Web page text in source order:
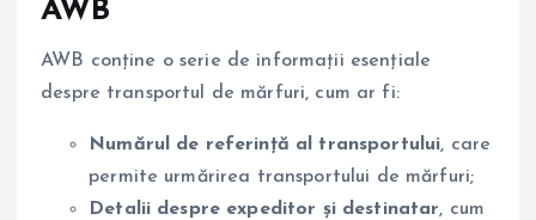
AWB
AWB conține o serie de informații esențiale
despre transportul de mărfuri, cum ar fi:
Numărul de referință al transportului, care
permite urmărirea transportului de mărfuri;
Detalii despre expeditor și destinatar, cum